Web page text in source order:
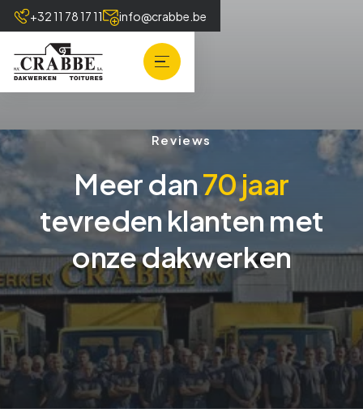
+32 11 78 17 11 info@crabbe.be
Reviews
Meer dan70 jaar
tevreden klanten met
onze dakwerken